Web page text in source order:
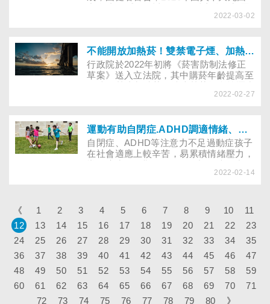
患新冠肺炎時的住院和重症風險。然而，
健身操等行動能給減重者幫助。
2022-03-02
不能開放加熱菸！雙禁電子煙、加熱菸的７個理由
行政院於2022年初將《菸害防制法修正
草案》送入立法院，其中購菸年齡提高至
終結紙菸，令人遺憾的是，草案背棄過去
煙、加熱菸皆有害，以下是雙禁加熱菸與
電子煙的7個理由！
2022-02-27
運動有助自閉症.ADHD調適情緒、專注學習 專家示範引導技巧
自閉症、ADHD等注意力不足過動症孩子
在社會適應上較辛苦，易累積情緒壓力，
杏仁核（情緒腦），增加情緒調適能力，
法，使用特定技巧引導，幫助他們克服障
力、控制力等好處。
2022-02-14
《 1 2 3 4 5 6 7 8 9 10
11
12
13 14 15 16 17 18 19 20 21 22
23
24
25 26 27 28 29 30 31 32 33 34
35
36
37 38 39 40 41 42 43 44 45 46
47
48
49 50 51 52 53 54 55 56 57 58
59
60
61 62 63 64 65 66 67 68 69 70
71
72
73 74 75 76 77 78 79 80 》